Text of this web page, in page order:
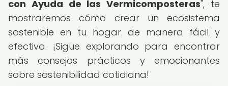
con Ayuda de las Vermicomposteras", te
mostraremos cómo crear un ecosistema
sostenible en tu hogar de manera fácil y
efectiva. ¡Sigue explorando para encontrar
más consejos prácticos y emocionantes
sobre sostenibilidad cotidiana!